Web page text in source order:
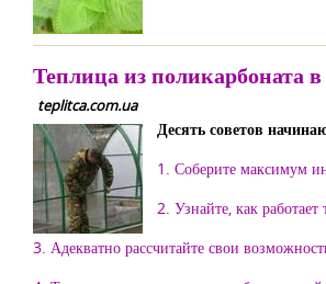
Теплица из поликарбоната
teplitca.com.ua
Десять советов
1. Соберите максимум
2. Узнайте, как
3. Адекватно рассчитайте свои